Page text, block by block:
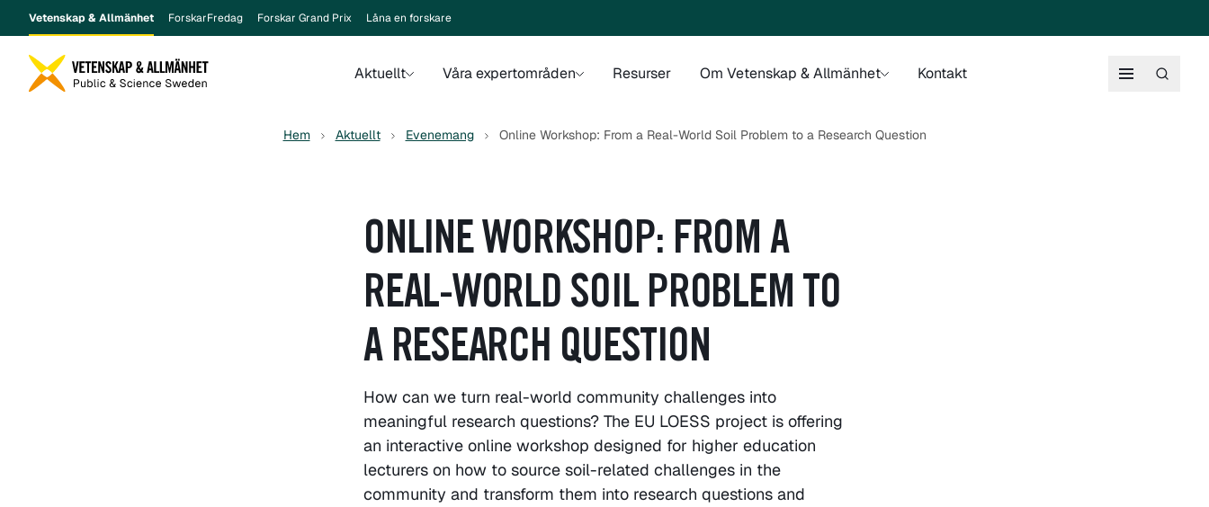
Vetenskap & Allmänhet ForskarFredag Forskar Grand Prix Låna en forskare
Aktuellt Våra expertområden Resurser Om Vetenskap & Allmänhet Kontakt
Hem Aktuellt Evenemang Online Workshop: From a Real-World Soil Problem to a Research Question
ONLINE WORKSHOP: FROM A
REAL-WORLD SOIL PROBLEM TO
A RESEARCH QUESTION
How can we turn real-world community challenges into
meaningful research questions? The EU LOESS project is offering
an interactive online workshop designed for higher education
lecturers on how to source soil-related challenges in the
community and transform them into research questions and